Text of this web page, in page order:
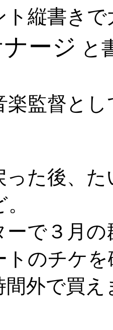
ト縦書き
ージ と
楽監督と
った後、
ーで３月
トのチケ
間外で買